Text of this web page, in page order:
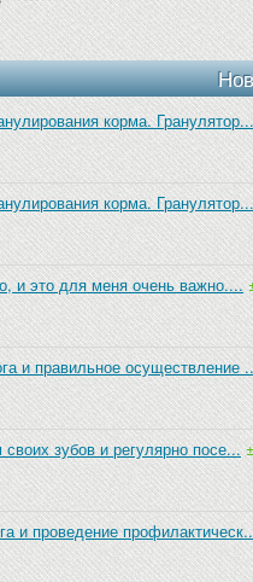
корма. Гранулятор...
корма. Гранулятор...
и это для меня очень важно....
и правильное осуществление
зубов и регулярно посе...
и проведение